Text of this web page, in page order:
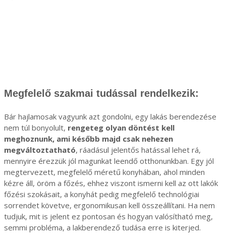
Megfelelő szakmai tudással rendelkezik:
Bár hajlamosak vagyunk azt gondolni, egy lakás berendezése
nem túl bonyolult, rengeteg olyan döntést kell
meghoznunk, ami később majd csak nehezen
megváltoztatható, ráadásul jelentős hatással lehet rá,
mennyire érezzük jól magunkat leendő otthonunkban. Egy jól
megtervezett, megfelelő méretű konyhában, ahol minden
kézre áll, öröm a főzés, ehhez viszont ismerni kell az ott lakók
főzési szokásait, a konyhát pedig megfelelő technológiai
sorrendet követve, ergonomikusan kell összeállítani. Ha nem
tudjuk, mit is jelent ez pontosan és hogyan valósítható meg,
semmi probléma, a lakberendező tudása erre is kiterjed.